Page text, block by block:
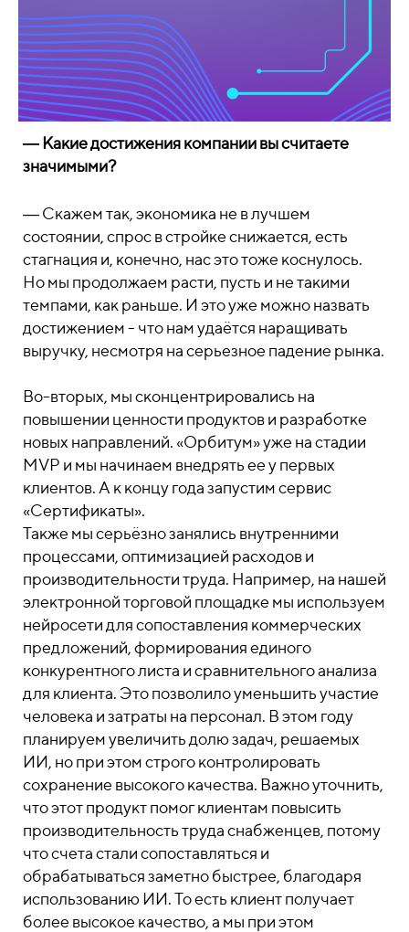
― Какие достижения компании вы считаете
значимыми?
― Скажем так, экономика не в лучшем
состоянии, спрос в стройке снижается, есть
стагнация и, конечно, нас это тоже коснулось.
Но мы продолжаем расти, пусть и не такими
темпами, как раньше. И это уже можно назвать
достижением - что нам удаётся наращивать
выручку, несмотря на серьезное падение рынка.
Во-вторых, мы сконцентрировались на
повышении ценности продуктов и разработке
новых направлений. «Орбитум» уже на стадии
MVP и мы начинаем внедрять ее у первых
клиентов. А к концу года запустим сервис
«Сертификаты».
Также мы серьёзно занялись внутренними
процессами, оптимизацией расходов и
производительности труда. Например, на нашей
электронной торговой площадке мы используем
нейросети для сопоставления коммерческих
предложений, формирования единого
конкурентного листа и сравнительного анализа
для клиента. Это позволило уменьшить участие
человека и затраты на персонал. В этом году
планируем увеличить долю задач, решаемых
ИИ, но при этом строго контролировать
сохранение высокого качества. Важно уточнить,
что этот продукт помог клиентам повысить
производительность труда снабженцев, потому
что счета стали сопоставляться и
обрабатываться заметно быстрее, благодаря
использованию ИИ. То есть клиент получает
более высокое качество, а мы при этом